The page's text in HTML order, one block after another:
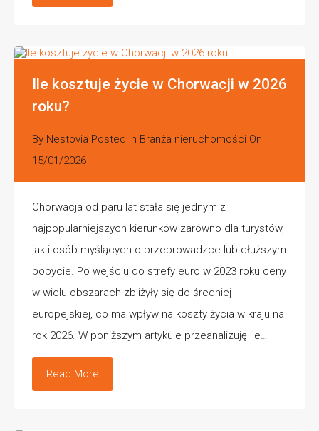
Ile kosztuje życie w Chorwacji w 2026
roku?
By Nestovia Posted in Branża nieruchomości On
15/01/2026
Chorwacja od paru lat stała się jednym z
najpopularniejszych kierunków zarówno dla turystów,
jak i osób myślących o przeprowadzce lub dłuższym
pobycie. Po wejściu do strefy euro w 2023 roku ceny
w wielu obszarach zbliżyły się do średniej
europejskiej, co ma wpływ na koszty życia w kraju na
rok 2026. W poniższym artykule przeanalizuję ile…
Read More